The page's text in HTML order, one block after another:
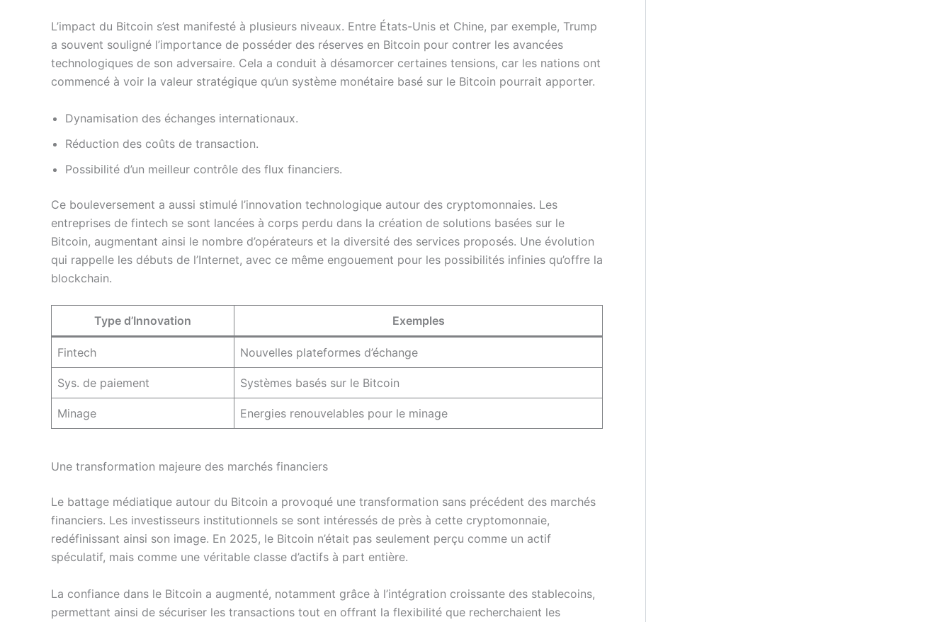
L’impact du Bitcoin s’est manifesté à plusieurs niveaux. Entre États-Unis et Chine, par exemple, Trump
a souvent souligné l’importance de posséder des réserves en Bitcoin pour contrer les avancées
technologiques de son adversaire. Cela a conduit à désamorcer certaines tensions, car les nations ont
commencé à voir la valeur stratégique qu’un système monétaire basé sur le Bitcoin pourrait apporter.
Dynamisation des échanges internationaux.
Réduction des coûts de transaction.
Possibilité d’un meilleur contrôle des flux financiers.
Ce bouleversement a aussi stimulé l’innovation technologique autour des cryptomonnaies. Les
entreprises de fintech se sont lancées à corps perdu dans la création de solutions basées sur le
Bitcoin, augmentant ainsi le nombre d’opérateurs et la diversité des services proposés. Une évolution
qui rappelle les débuts de l’Internet, avec ce même engouement pour les possibilités infinies qu’offre la
blockchain.
Type d’Innovation Exemples
Fintech Nouvelles plateformes d’échange
Sys. de paiement Systèmes basés sur le Bitcoin
Minage Energies renouvelables pour le minage
Une transformation majeure des marchés financiers
Le battage médiatique autour du Bitcoin a provoqué une transformation sans précédent des marchés
financiers. Les investisseurs institutionnels se sont intéressés de près à cette cryptomonnaie,
redéfinissant ainsi son image. En 2025, le Bitcoin n’était pas seulement perçu comme un actif
spéculatif, mais comme une véritable classe d’actifs à part entière.
La confiance dans le Bitcoin a augmenté, notamment grâce à l’intégration croissante des stablecoins,
permettant ainsi de sécuriser les transactions tout en offrant la flexibilité que recherchaient les